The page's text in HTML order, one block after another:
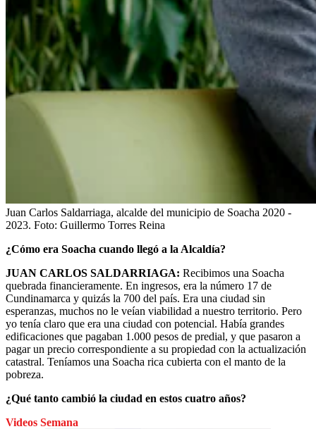
Juan Carlos Saldarriaga, alcalde del municipio de Soacha 2020 -
2023. Foto: Guillermo Torres Reina
¿Cómo era Soacha cuando llegó a la Alcaldía?
JUAN CARLOS SALDARRIAGA: Recibimos una Soacha
quebrada financieramente. En ingresos, era la número 17 de
Cundinamarca y quizás la 700 del país. Era una ciudad sin
esperanzas, muchos no le veían viabilidad a nuestro territorio. Pero
yo tenía claro que era una ciudad con potencial. Había grandes
edificaciones que pagaban 1.000 pesos de predial, y que pasaron a
pagar un precio correspondiente a su propiedad con la actualización
catastral. Teníamos una Soacha rica cubierta con el manto de la
pobreza.
¿Qué tanto cambió la ciudad en estos cuatro años?
Videos Semana